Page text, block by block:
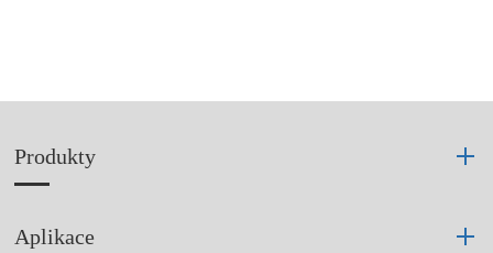
Produkty
Aplikace